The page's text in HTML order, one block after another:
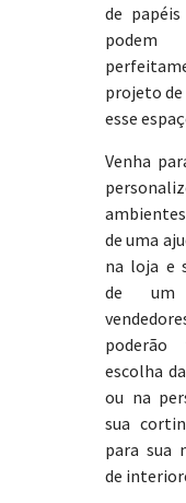
de
podem
projeto de
esse
Venha
de uma
na loja e
de um
escolha
ou na
sua
para sua
de